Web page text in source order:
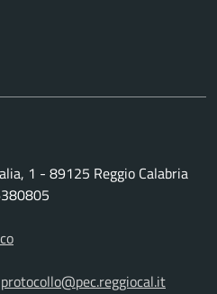
1 - 89125 Reggio Calabria
protocollo@pec.reggiocal.it